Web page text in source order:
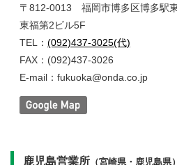
〒812-0013 福岡市博多区博多駅
東福第2ビル5F
TEL： (092)437-3025(代)
FAX：(092)437-3026
E-mail：fukuoka@onda.co.jp
鹿児島営業所 （宮崎県・鹿児島県）